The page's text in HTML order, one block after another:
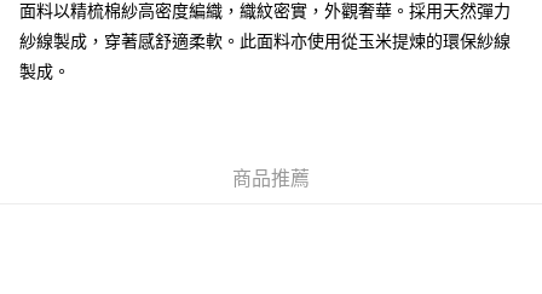
每筆HK$50.00，滿HK$499.00或以上免運費
付款後順豐合作便利店
每筆HK$50.00，滿HK$499.00或以上免運費
面料以精梳棉紗高密度編織，織紋密實，外觀奢華。採用天然彈力
紗線製成，穿著感舒適柔軟。此面料亦使用從玉米提煉的環保紗線
製成。
商品推薦